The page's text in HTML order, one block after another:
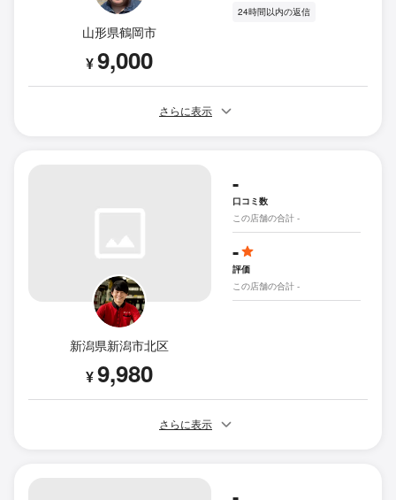
山形県鶴岡市
¥9,000
24時間以内の返信
さらに表示
新潟県新潟市北区
¥9,980
-
口コミ数
この店舗の合計 -
-
評価
この店舗の合計 -
さらに表示